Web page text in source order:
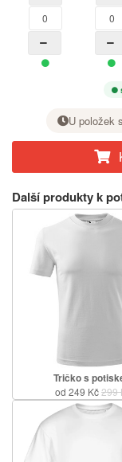
U položek
Další produkty k
Tričko s
od 249 Kč299